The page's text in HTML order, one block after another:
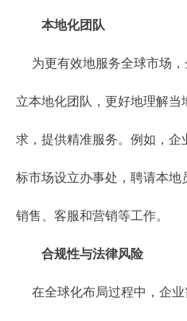
本地化团队
为更有效地服务全球市场，
立本地化团队，更好地理解当
求，提供精准服务。例如，企
标市场设立办事处，聘请本地
销售、客服和营销等工作。
合规性与法律风险
在全球化布局过程中，企业